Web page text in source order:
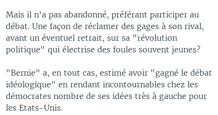
Mais il n'a pas abandonné, préférant participer au
débat. Une façon de réclamer des gages à son rival,
avant un éventuel retrait, sur sa "révolution
politique" qui électrise des foules souvent jeunes?
"Bernie" a, en tout cas, estimé avoir "gagné le débat
idéologique" en rendant incontournables chez les
démocrates nombre de ses idées très à gauche pour
les Etats-Unis.